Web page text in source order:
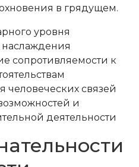
в грядущем.
уровня
сопротивляемости к
связей
и
деятельности